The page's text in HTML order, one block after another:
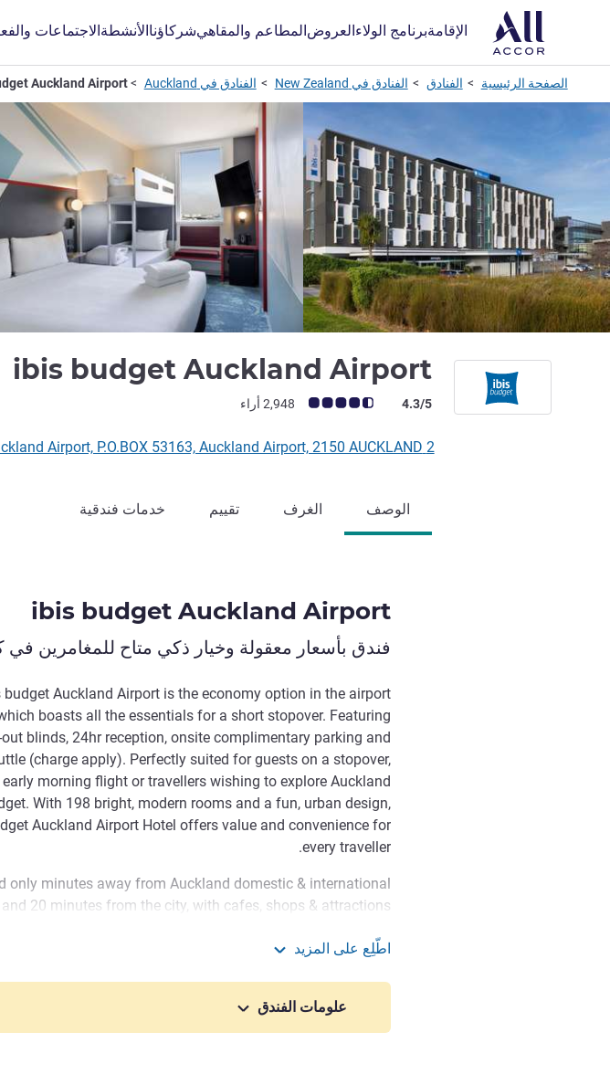
الإقامةبرنامج الولاءالعروضالمطاعم والمقاهيشركاؤناالأنشطةالاجتماعات
الصفحة الرئيسية الفنادق الفنادق في New Zealand الفنادق في Auckland Auckland Airport
ibis budget Auckland Airport
ملاحظة أراء العملاء (رأي ALL)
4.3/5 2,948 أراء
2 Leonard Isitt Drive, Auckland Airport, P.O.BOX 53163, Auckland Airport, 2150 AUCKLAND, نيوزيلندي
الوصف الغرف تقييم خدمات فندقية
ibis budget Auckland Airport
فندق بأسعار معقولة وخيار ذكي متاح للمغامرين
budget Auckland Airport is the economy option in the airport
boasts all the essentials for a short stopover. Featuring
blinds, 24hr reception, onsite complimentary parking and
(charge apply). Perfectly suited for guests on a stopover,
morning flight or travellers wishing to explore Auckland
With 198 bright, modern rooms and a fun, urban design,
Auckland Airport Hotel offers value and convenience for
every traveller.
only minutes away from Auckland domestic & international
20 minutes from the city, with cafes, shops & attractions
save more. Enjoy a meal at Szimpla Gastro Bar, adjacent to
to public transport to the city.
اطّلِع على المزيد
علومات الفندق